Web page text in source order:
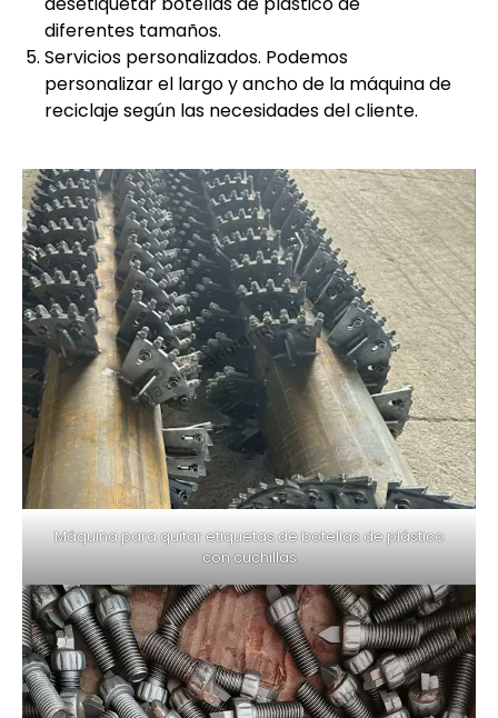
diferentes tamaños.
Servicios personalizados. Podemos
personalizar el largo y ancho de la máquina de
reciclaje según las necesidades del cliente.
Máquina para quitar etiquetas de botellas de plástico
con cuchillas